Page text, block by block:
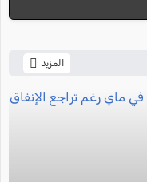
المزيد